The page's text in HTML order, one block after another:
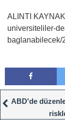
ALINTI
universiteliler-
baglanabilecek/
ABD'de